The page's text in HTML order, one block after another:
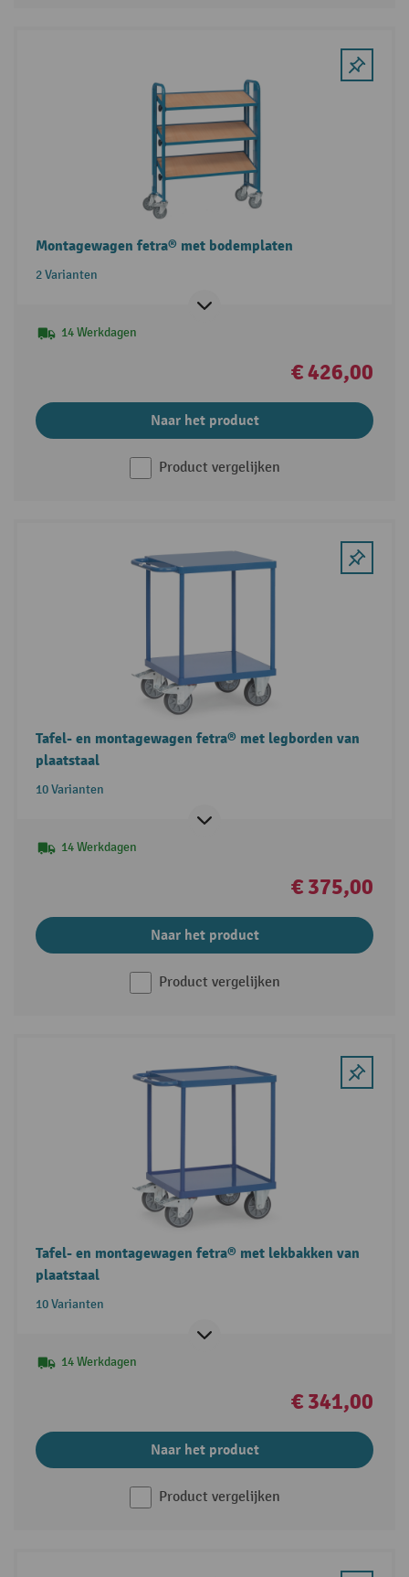
Montagewagen fetra® met bodemplaten
2 Varianten
14 Werkdagen
€ 426,00
Naar het product
Product vergelijken
Tafel- en montagewagen fetra® met legborden van
plaatstaal
10 Varianten
14 Werkdagen
€ 375,00
Naar het product
Product vergelijken
Tafel- en montagewagen fetra® met lekbakken van
plaatstaal
10 Varianten
14 Werkdagen
€ 341,00
Naar het product
Product vergelijken